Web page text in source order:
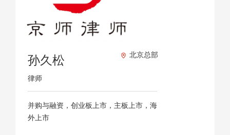
孙久松
律师
北京总部
并购与融资，创业板上市，主板上市，海
外上市